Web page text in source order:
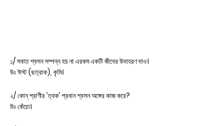
১/ সবাত শ্বসন সম্পন্ন হয় না এরকম একটি জীবের উদাহরণ দাও।
উঃ ঈস্ট (ছত্রাক), কৃমি।
২/ কোন্ প্রাণীর 'ত্বক' প্রধান শ্বসন অঙ্গের কাজ করে?
উঃ কেঁচো।